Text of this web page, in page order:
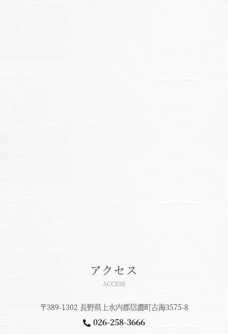
アクセス
ACCESS
〒389-1302 長野県上水内郡信濃町古海3575-8
026-258-3666